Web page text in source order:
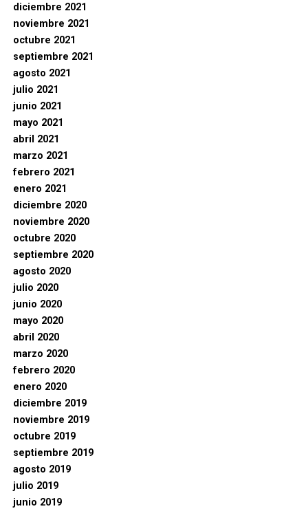
diciembre 2021
noviembre 2021
octubre 2021
septiembre 2021
agosto 2021
julio 2021
junio 2021
mayo 2021
abril 2021
marzo 2021
febrero 2021
enero 2021
diciembre 2020
noviembre 2020
octubre 2020
septiembre 2020
agosto 2020
julio 2020
junio 2020
mayo 2020
abril 2020
marzo 2020
febrero 2020
enero 2020
diciembre 2019
noviembre 2019
octubre 2019
septiembre 2019
agosto 2019
julio 2019
junio 2019